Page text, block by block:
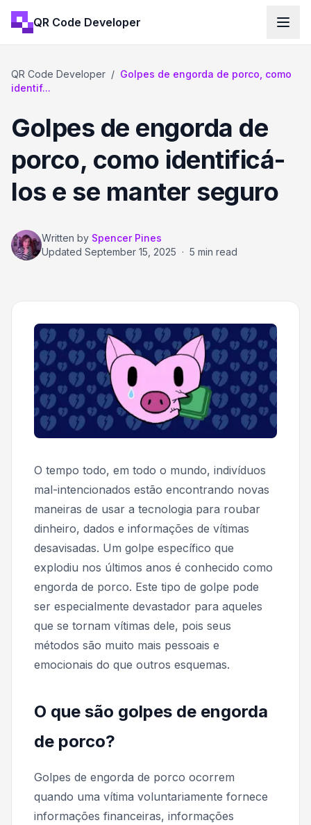
QR Code Developer
QR Code Developer / Golpes de engorda de porco, como
identif...
Golpes de engorda de
porco, como identificá-
los e se manter seguro
Written by Spencer Pines
Updated September 15, 2025 · 5 min read
O tempo todo, em todo o mundo, indivíduos
mal-intencionados estão encontrando novas
maneiras de usar a tecnologia para roubar
dinheiro, dados e informações de vítimas
desavisadas. Um golpe específico que
explodiu nos últimos anos é conhecido como
engorda de porco. Este tipo de golpe pode
ser especialmente devastador para aqueles
que se tornam vítimas dele, pois seus
métodos são muito mais pessoais e
emocionais do que outros esquemas.
O que são golpes de engorda
de porco?
Golpes de engorda de porco ocorrem
quando uma vítima voluntariamente fornece
informações financeiras, informações